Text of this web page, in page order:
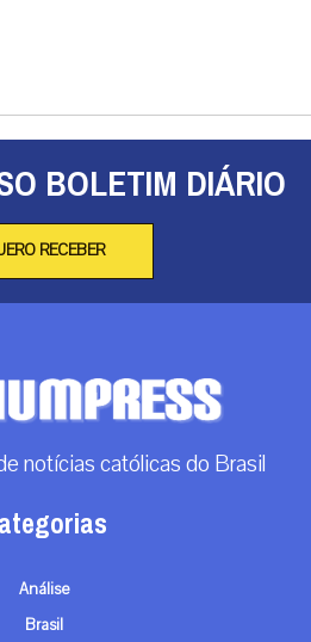
BOLETIM DIÁRIO
RECEBER
notícias católicas do Brasil
Análise
Brasil